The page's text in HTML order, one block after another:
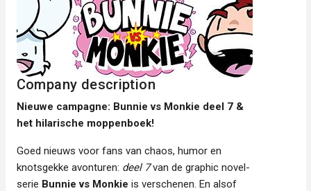
Company description
Nieuwe campagne: Bunnie vs Monkie deel 7 &
het hilarische moppenboek!
Goed nieuws voor fans van chaos, humor en
knotsgekke avonturen: deel 7van de graphic novel-
serie Bunnie vs Monkie is verschenen. En alsof